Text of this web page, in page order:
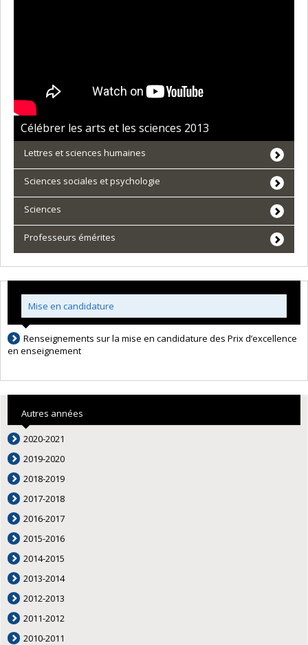
Célébrer les arts et les sciences 2013
Lettres et sciences humaines
Sciences sociales et psychologie
Sciences
Professeurs émérites
Mise en candidature
Renseignements sur la mise en candidature des Prix d’excellence
en enseignement
Autres années
2020-2021
2019-2020
2018-2019
2017-2018
2016-2017
2015-2016
2014-2015
2013-2014
2012-2013
2011-2012
2010-2011